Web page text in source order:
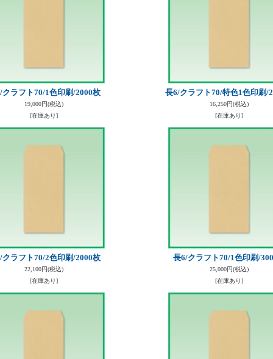
クラフト70/1色印刷/2000枚
19,000円(税込)
[在庫あり]
長6/クラフト70/特色1色印刷/
16,250円(税込)
[在庫あり]
クラフト70/2色印刷/2000枚
22,100円(税込)
[在庫あり]
長6/クラフト70/1色印刷/
25,000円(税込)
[在庫あり]